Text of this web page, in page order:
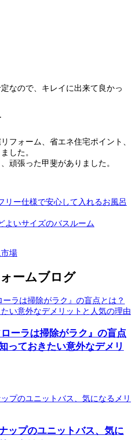
なので、キレイに出来て良かっ
フォーム、省エネ住宅ポイント、
した。
頑張った甲斐がありました。
リー仕様で安心して入れるお風呂
よいサイズのバスルーム
ームブログ
ローラは掃除がラク』の盲点
っておきたい意外なデメリ
ップのユニットバス、気に